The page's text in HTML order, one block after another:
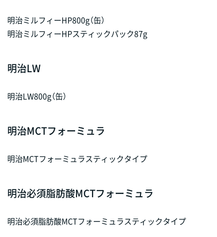
明治ミルフィーHP800g（缶）
明治ミルフィーHPスティックパック87g
明治LW
明治LW800g（缶）
明治MCTフォーミュラ
明治MCTフォーミュラスティックタイプ
明治必須脂肪酸MCTフォーミュラ
明治必須脂肪酸MCTフォーミュラスティックタイプ